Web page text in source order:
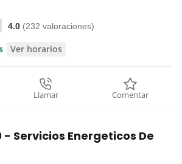
4.0 (232 valoraciones)
Ver horarios
Llamar Comentar
- Servicios Energeticos De